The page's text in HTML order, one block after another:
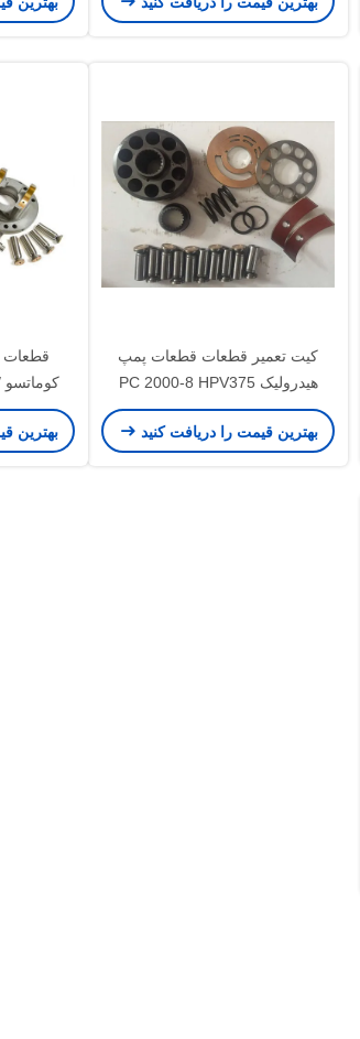
کیت تعمیر قطعات قطعات پمپ
هیدرولیک PC 2000-8 HPV375
Komatsu با اطمینان بالا
بهترین قیمت را دریافت کنید
قطعات
بهترین